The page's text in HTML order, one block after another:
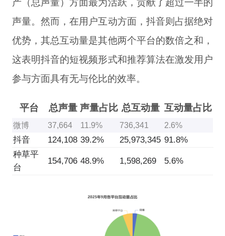
产（总声量）方面最为活跃，贡献了超过一半的
声量。然而，在用户互动方面，抖音则占据绝对
优势，其总互动量是其他两个平台的数倍之和，
这表明抖音的短视频形式和推荐算法在激发用户
参与方面具有无与伦比的效率。
平台 总声量 声量占比 总互动量 互动量占比
微博 37,664 11.9% 736,341 2.6%
抖音 124,108 39.2% 25,973,345 91.8%
种草平
台
154,706 48.9% 1,598,269 5.6%